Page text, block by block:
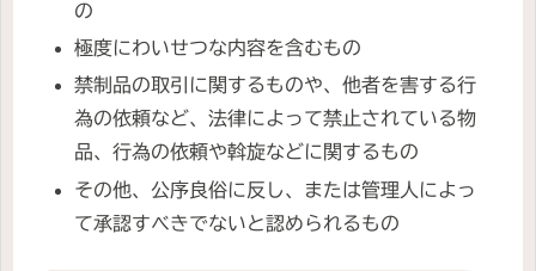
の
極度にわいせつな内容を含むもの
禁制品の取引に関するものや、他者を害する行
為の依頼など、法律によって禁止されている物
品、行為の依頼や斡旋などに関するもの
その他、公序良俗に反し、または管理人によっ
て承認すべきでないと認められるもの